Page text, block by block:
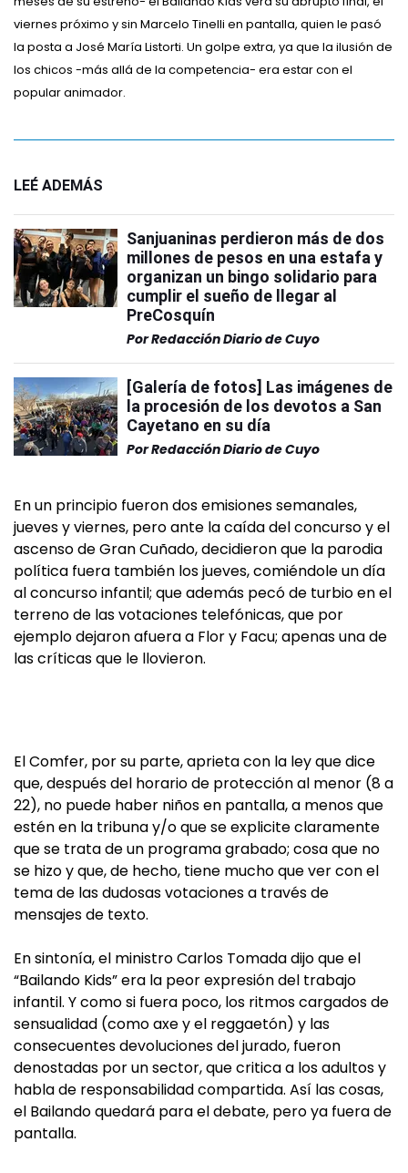
viernes próximo y sin Marcelo Tinelli en pantalla, quien le pasó
la posta a José María Listorti. Un golpe extra, ya que la ilusión de
los chicos -más allá de la competencia- era estar con el
popular animador.
LEÉ ADEMÁS
Sanjuaninas perdieron más de dos
millones de pesos en una estafa y
organizan un bingo solidario para
cumplir el sueño de llegar al
PreCosquín
PorRedacción Diario de Cuyo
[Galería de fotos] Las imágenes de
la procesión de los devotos a San
Cayetano en su día
PorRedacción Diario de Cuyo
En un principio fueron dos emisiones semanales,
jueves y viernes, pero ante la caída del concurso y el
ascenso de Gran Cuñado, decidieron que la parodia
política fuera también los jueves, comiéndole un día
al concurso infantil; que además pecó de turbio en el
terreno de las votaciones telefónicas, que por
ejemplo dejaron afuera a Flor y Facu; apenas una de
las críticas que le llovieron.
El Comfer, por su parte, aprieta con la ley que dice
que, después del horario de protección al menor (8 a
22), no puede haber niños en pantalla, a menos que
estén en la tribuna y/o que se explicite claramente
que se trata de un programa grabado; cosa que no
se hizo y que, de hecho, tiene mucho que ver con el
tema de las dudosas votaciones a través de
mensajes de texto.
En sintonía, el ministro Carlos Tomada dijo que el
“Bailando Kids” era la peor expresión del trabajo
infantil. Y como si fuera poco, los ritmos cargados de
sensualidad (como axe y el reggaetón) y las
consecuentes devoluciones del jurado, fueron
denostadas por un sector, que critica a los adultos y
habla de responsabilidad compartida. Así las cosas,
el Bailando quedará para el debate, pero ya fuera de
pantalla.